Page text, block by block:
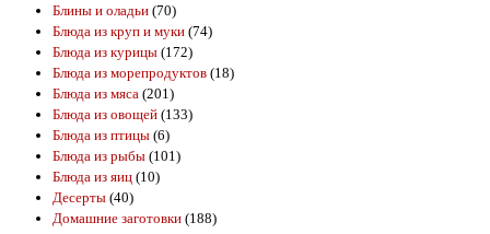
Блины и оладьи (70)
Блюда из круп и муки (74)
Блюда из курицы (172)
Блюда из морепродуктов (18)
Блюда из мяса (201)
Блюда из овощей (133)
Блюда из птицы (6)
Блюда из рыбы (101)
Блюда из яиц (10)
Десерты (40)
Домашние заготовки (188)